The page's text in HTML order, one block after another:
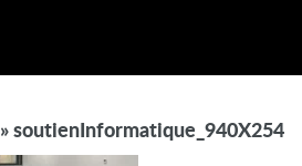
» soutienInformatique_940X254